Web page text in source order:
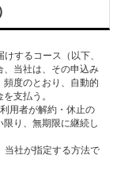
するコース（以下、
、当社は、その申込み
度のとおり、⾃動的
支払う。
用者が解約・休⽌の
り、無期限に継続し
当社が指定する⽅法で